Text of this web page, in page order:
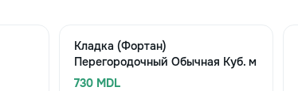
Кладка (Фортан)
Перегородочный Обычная Куб. м
730 MDL